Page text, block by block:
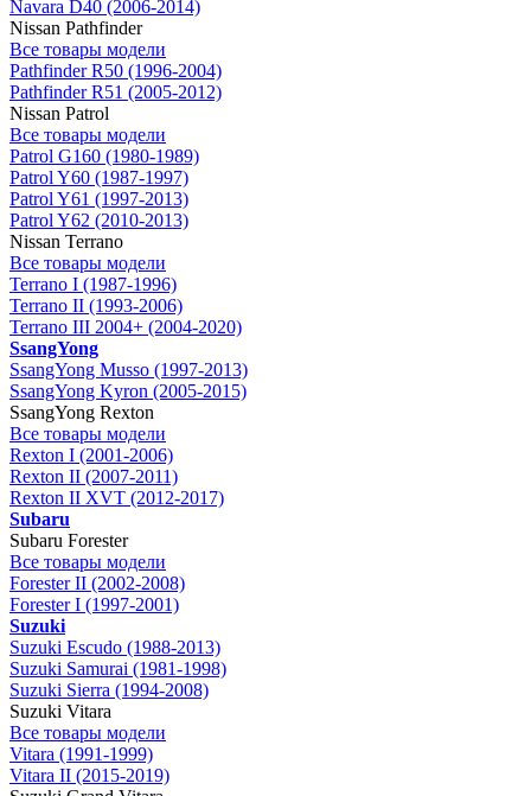
Navara D40 (2006-2014)
Nissan Pathfinder
Все товары модели
Pathfinder R50 (1996-2004)
Pathfinder R51 (2005-2012)
Nissan Patrol
Все товары модели
Patrol G160 (1980-1989)
Patrol Y60 (1987-1997)
Patrol Y61 (1997-2013)
Patrol Y62 (2010-2013)
Nissan Terrano
Все товары модели
Terrano I (1987-1996)
Terrano II (1993-2006)
Terrano III 2004+ (2004-2020)
SsangYong
SsangYong Musso (1997-2013)
SsangYong Kyron (2005-2015)
SsangYong Rexton
Все товары модели
Rexton I (2001-2006)
Rexton II (2007-2011)
Rexton II XVT (2012-2017)
Subaru
Subaru Forester
Все товары модели
Forester II (2002-2008)
Forester I (1997-2001)
Suzuki
Suzuki Escudo (1988-2013)
Suzuki Samurai (1981-1998)
Suzuki Sierra (1994-2008)
Suzuki Vitara
Все товары модели
Vitara (1991-1999)
Vitara II (2015-2019)